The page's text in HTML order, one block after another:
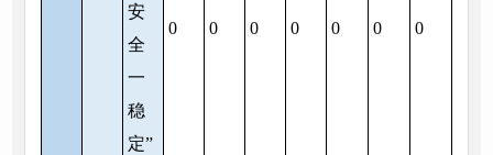
安
全
一
稳
定”
0 0 0 0 0 0 0